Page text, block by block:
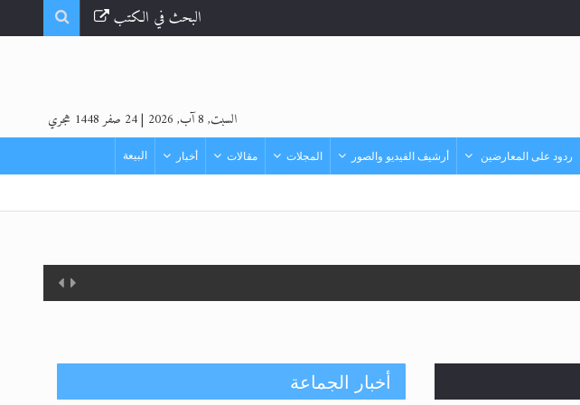
البحث في الكتب
السبت, 8 آب, 2026 |24 صفر 1448 هجري
ردود على المعارضين أرشيف الفيديو والصور المجلات مقالات أخبار البيعة
أخبار الجماعة